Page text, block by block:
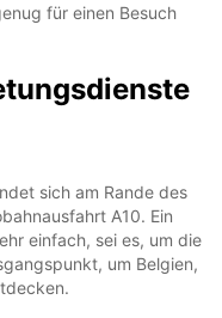
für einen Besuch
sich am Rande des
A10. Ein
einfach, sei es, um die
um Belgien,